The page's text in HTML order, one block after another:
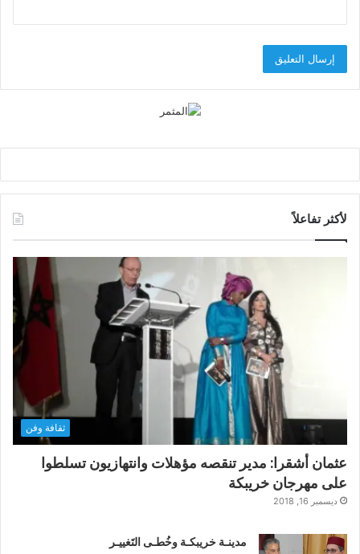
لأكثر تفاعلاً
ثقافة وفن
عثمان أشقرا: مدير تنقصه مؤهلات وانتهازيون تسلطوا
على مهرجان خريبكة
ديسمبر 16, 2018
مدينـة خريبكـة وخُطـى التَغييـر